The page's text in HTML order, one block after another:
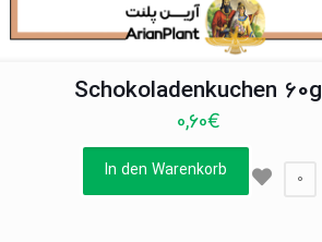
Schokoladenkuchen 60g
0,60€
In den Warenkorb 0